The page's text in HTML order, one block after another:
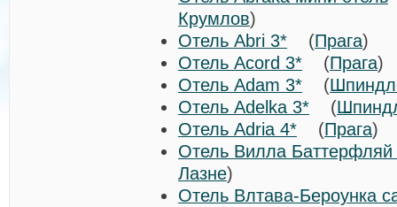
Крумлов)
Отель Abri 3* (Прага)
Отель Acord 3* (Прага
Отель Adam 3* (
Отель Adelka 3* (
Отель Adria 4* (Прага)
Отель Вилла Баттерфляй
Лазне)
Отель Влтава-Бероунка